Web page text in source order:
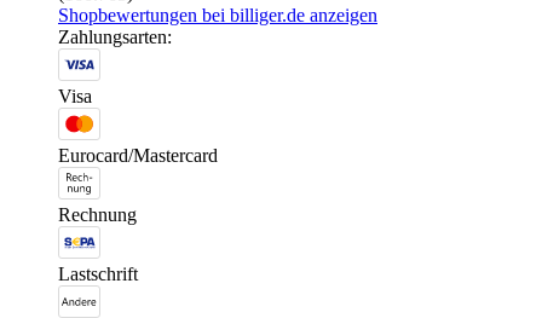
Shopbewertungen bei billiger.de anzeigen
Zahlungsarten:
Visa
Eurocard/Mastercard
Rechnung
Lastschrift